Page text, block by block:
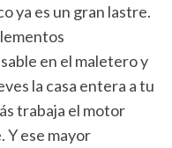
ya es un gran lastre.
en el maletero y
la casa entera a tu
trabaja el motor
Y ese mayor